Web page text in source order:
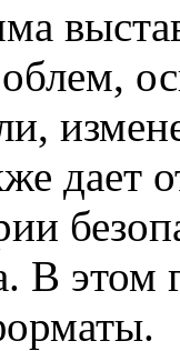
дает
В